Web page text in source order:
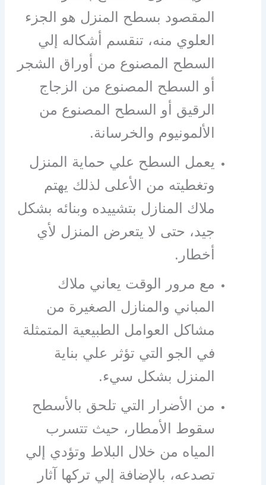
المقصود بسطح المنزل هو الجزء
العلوي منه، تنقسم أشكاله إلي
السطح المصنوع من أوراق الشجر
أو السطح المصنوع من الزجاج
الرقيق أو السطح المصنوع من
الألمونيوم والخرسانة.
يعمل السطح علي حماية المنزل
وتغطيته من الأعلى لذلك يهتم
ملاك المنازل بتشييده وبنائه بشكل
جيد، حتى لا يتعرض المنزل لأي
أخطار.
مع مرور الوقت يعاني ملاك
المباني والمنازل الصغيرة من
مشاكل العوامل الطبيعية المتمثلة
في الجو التي تؤثر علي بناية
المنزل بشكل سيء.
من الأضرار التي تلحق بالأسطح
سقوط الأمطار، حيث تتسرب
المياه من خلال البلاط وتؤدي إلي
تصدعه، بالإضافة إلي تركها آثار